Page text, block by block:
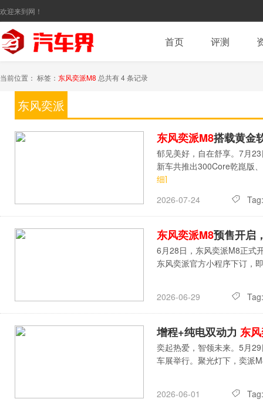
欢迎来到网！
首页 评测
当前位置： 标签： 东风奕派M8 总共有 4 条记录
东风奕派
M8
东风奕派M8搭载黄金软
郁见美好，自在舒享。7月
新车共推出300Core乾崑版
细]
2026-07-24
Tag:
东风奕派M8预售开启
6月28日，东风奕派M8正式
东风奕派官方小程序下订，
2026-06-29 Tag:
增程+纯电双动力 东
奕起热爱，智领未来。5月
车展举行。聚光灯下，奕派
2026-06-01 Tag: